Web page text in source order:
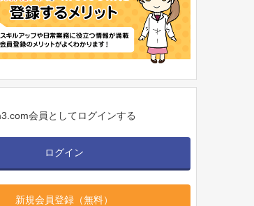
会員としてログインする
ログイン
新規会員登録（無料）